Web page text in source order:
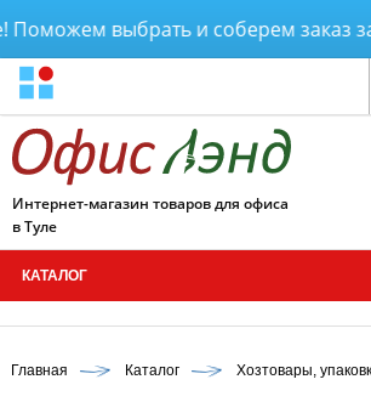
выбрать и соберем заказ за
Интернет-магазин товаров для офиса
в Туле
КАТАЛОГ
Главная Каталог Хозтовары,